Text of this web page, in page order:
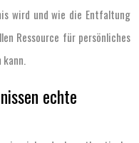
wird und wie die Entfaltung
Ressource für persönliches
echte